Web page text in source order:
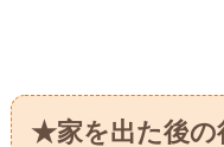
★家を出た後の